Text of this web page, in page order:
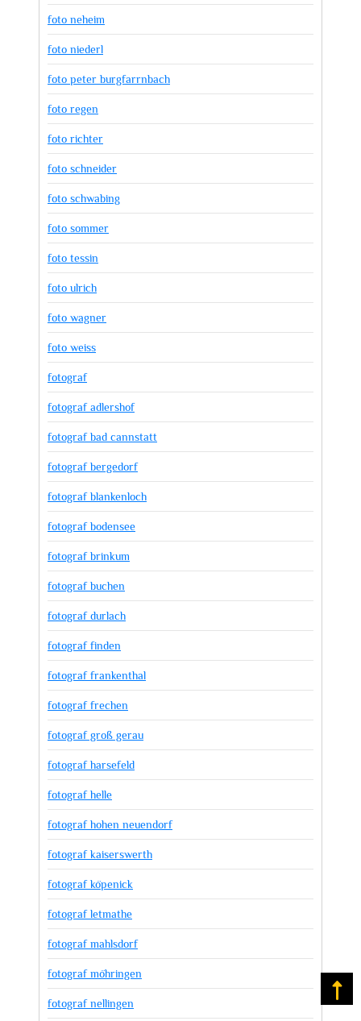
foto neheim
foto niederl
foto peter burgfarrnbach
foto regen
foto richter
foto schneider
foto schwabing
foto sommer
foto tessin
foto ulrich
foto wagner
foto weiss
fotograf
fotograf adlershof
fotograf bad cannstatt
fotograf bergedorf
fotograf blankenloch
fotograf bodensee
fotograf brinkum
fotograf buchen
fotograf durlach
fotograf finden
fotograf frankenthal
fotograf frechen
fotograf groß gerau
fotograf harsefeld
fotograf helle
fotograf hohen neuendorf
fotograf kaiserswerth
fotograf köpenick
fotograf letmathe
fotograf mahlsdorf
fotograf möhringen
fotograf nellingen